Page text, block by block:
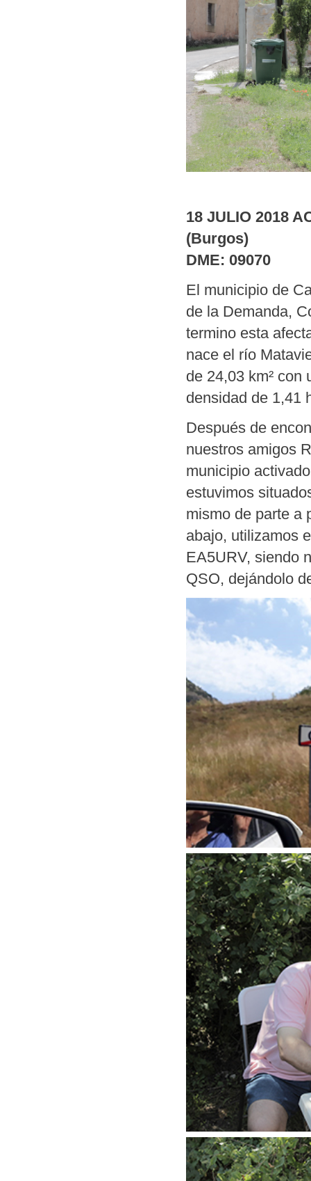
18 JULIO 2018
(Burgos)
DME: 09070
El municipio de
de la Demanda,
termino esta
nace el río
de 24,03 km² con
densidad de 1,41
Después de
nuestros amigos
municipio
estuvimos
mismo de parte a
abajo, utilizamos
EA5URV, siendo
QSO, dejándolo